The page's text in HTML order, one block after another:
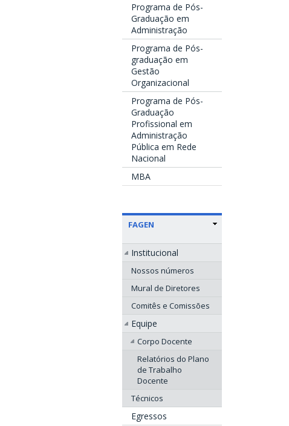
Programa de Pós-
Graduação em
Administração
Programa de Pós-
graduação em
Gestão
Organizacional
Programa de Pós-
Graduação
Profissional em
Administração
Pública em Rede
Nacional
MBA
FAGEN
Institucional
Nossos números
Mural de Diretores
Comitês e Comissões
Equipe
Corpo Docente
Relatórios do Plano
de Trabalho
Docente
Técnicos
Egressos